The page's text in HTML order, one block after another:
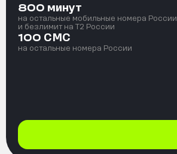
800 минут
на остальные мобильные номера России
и безлимит на T2 России
100 СМС
на остальные номера России